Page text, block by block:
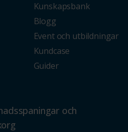
Kunskapsbank
Blogg
Event och utbildningar
Kundcase
Guider
och